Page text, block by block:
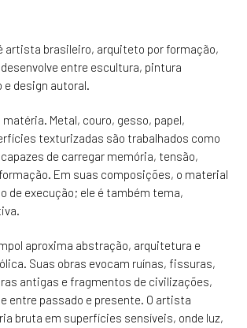
artista brasileiro, arquiteto por formação,
entre escultura, pintura
e design autoral.
matéria. Metal, couro, gesso, papel,
texturizadas são trabalhados como
de carregar memória, tensão,
Em suas composições, o material
de execução; ele é também tema,
aproxima abstração, arquitetura e
Suas obras evocam ruínas, fissuras,
antigas e fragmentos de civilizações,
entre passado e presente. O artista
bruta em superfícies sensíveis, onde luz,